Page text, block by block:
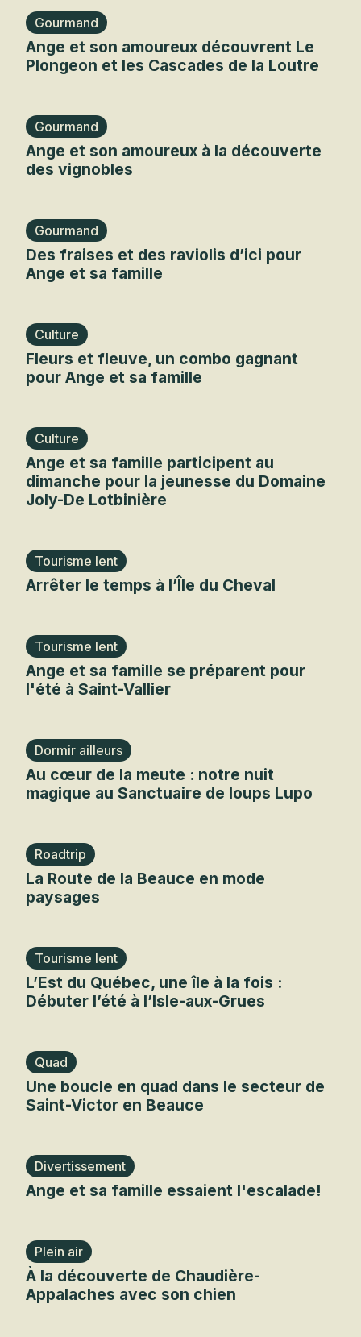
Gourmand
Ange et son amoureux découvrent Le
Plongeon et les Cascades de la Loutre
Gourmand
Ange et son amoureux à la découverte
des vignobles
Gourmand
Des fraises et des raviolis d’ici pour
Ange et sa famille
Culture
Fleurs et fleuve, un combo gagnant
pour Ange et sa famille
Culture
Ange et sa famille participent au
dimanche pour la jeunesse du Domaine
Joly-De Lotbinière
Tourisme lent
Arrêter le temps à l’Île du Cheval
Tourisme lent
Ange et sa famille se préparent pour
l'été à Saint-Vallier
Dormir ailleurs
Au cœur de la meute : notre nuit
magique au Sanctuaire de loups Lupo
Roadtrip
La Route de la Beauce en mode
paysages
Tourisme lent
L’Est du Québec, une île à la fois :
Débuter l’été à l’Isle-aux-Grues
Quad
Une boucle en quad dans le secteur de
Saint-Victor en Beauce
Divertissement
Ange et sa famille essaient l'escalade!
Plein air
À la découverte de Chaudière-
Appalaches avec son chien